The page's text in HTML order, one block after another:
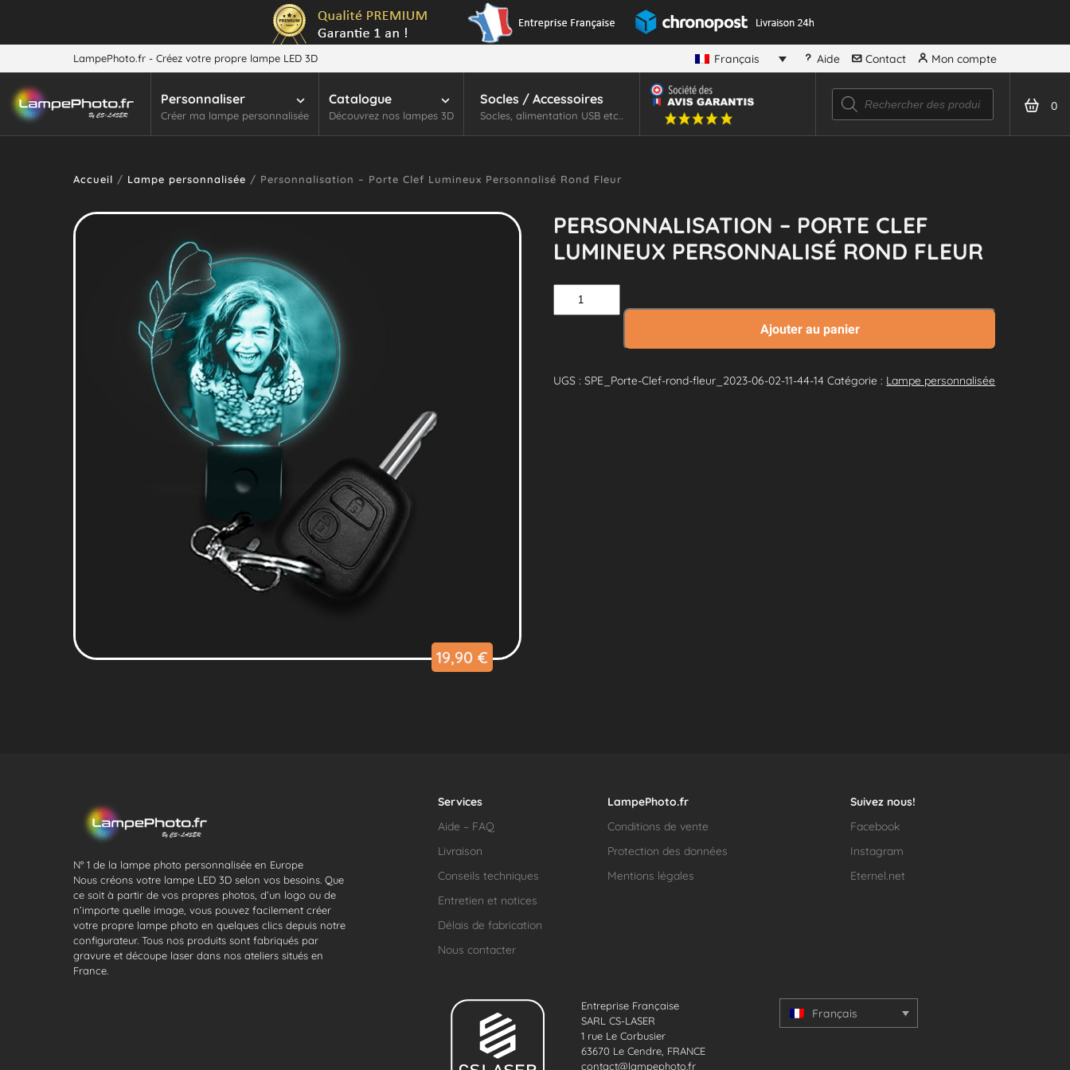
LampePhoto.fr - Créez votre propre lampe LED 3D Français Aide Contact Mon compte
Personnaliser
Créer ma lampe personnalisée
Catalogue
Découvrez nos lampes 3D
Socles / Accessoires
Socles, alimentation USB etc..
Recherche
de
produits
0
Accueil / Lampe personnalisée / Personnalisation – Porte Clef Lumineux Personnalisé Rond Fleur
19,90 €
PERSONNALISATION – PORTE CLEF
LUMINEUX PERSONNALISÉ ROND FLEUR
Clef
Ajouter au panier
UGS :SPE_Porte-Clef-rond-fleur_2023-06-02-11-44-14 Catégorie : Lampe personnalisée
N° 1 de la lampe photo personnalisée en Europe
Nous créons votre lampe LED 3D selon vos besoins. Que
ce soit à partir de vos propres photos, d’un logo ou de
n’importe quelle image, vous pouvez facilement créer
votre propre lampe photo en quelques clics depuis notre
configurateur. Tous nos produits sont fabriqués par
gravure et découpe laser dans nos ateliers situés en
France.
Services
Aide – FAQ
Livraison
Conseils techniques
Entretien et notices
Délais de fabrication
Nous contacter
LampePhoto.fr
Conditions de vente
Protection des données
Mentions légales
Suivez nous!
Facebook
Instagram
Eternel.net
Entreprise Française
SARL CS-LASER
1 rue Le Corbusier
63670 Le Cendre, FRANCE
contact@lampephoto.fr
Français